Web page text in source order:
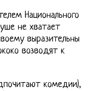
Национального
не хватает
выразительны
возводят к
комедии),